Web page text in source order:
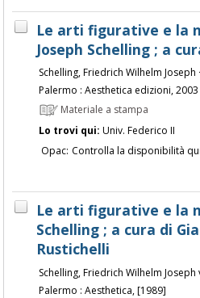
Le arti figurative e la
Joseph Schelling ; a
Schelling, Friedrich Wilhelm Joseph
Palermo : Aesthetica edizioni, 2003
Materiale a stampa
Lo trovi qui: Univ. Federico II
Opac: Controlla la disponibilità
Le arti figurative e la
Schelling ; a cura di
Rustichelli
Schelling, Friedrich Wilhelm Joseph
Palermo : Aesthetica, [1989]